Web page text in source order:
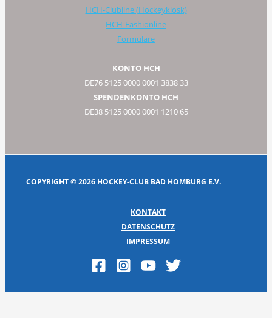
HCH-Clubline (Hockeykiosk)
HCH-Fashionline
Formulare
KONTO HCH
DE76 5125 0000 0001 3838 33
SPENDENKONTO HCH
DE38 5125 0000 0001 1210 65
COPYRIGHT © 2026 HOCKEY-CLUB BAD HOMBURG E.V.
KONTAKT
DATENSCHUTZ
IMPRESSUM